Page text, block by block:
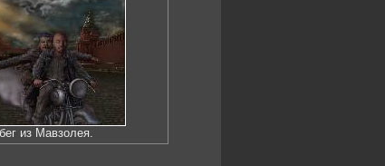
из Мавзолея.